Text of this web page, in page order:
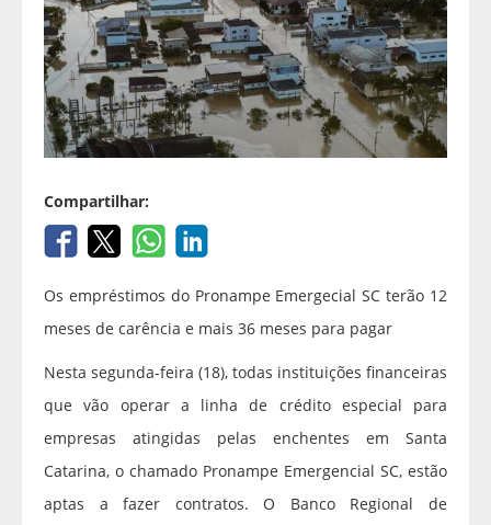
Compartilhar:
Os empréstimos do Pronampe Emergecial SC terão 12
meses de carência e mais 36 meses para pagar
Nesta segunda-feira (18), todas instituições financeiras
que vão operar a linha de crédito especial para
empresas atingidas pelas enchentes em Santa
Catarina, o chamado Pronampe Emergencial SC, estão
aptas a fazer contratos. O Banco Regional de